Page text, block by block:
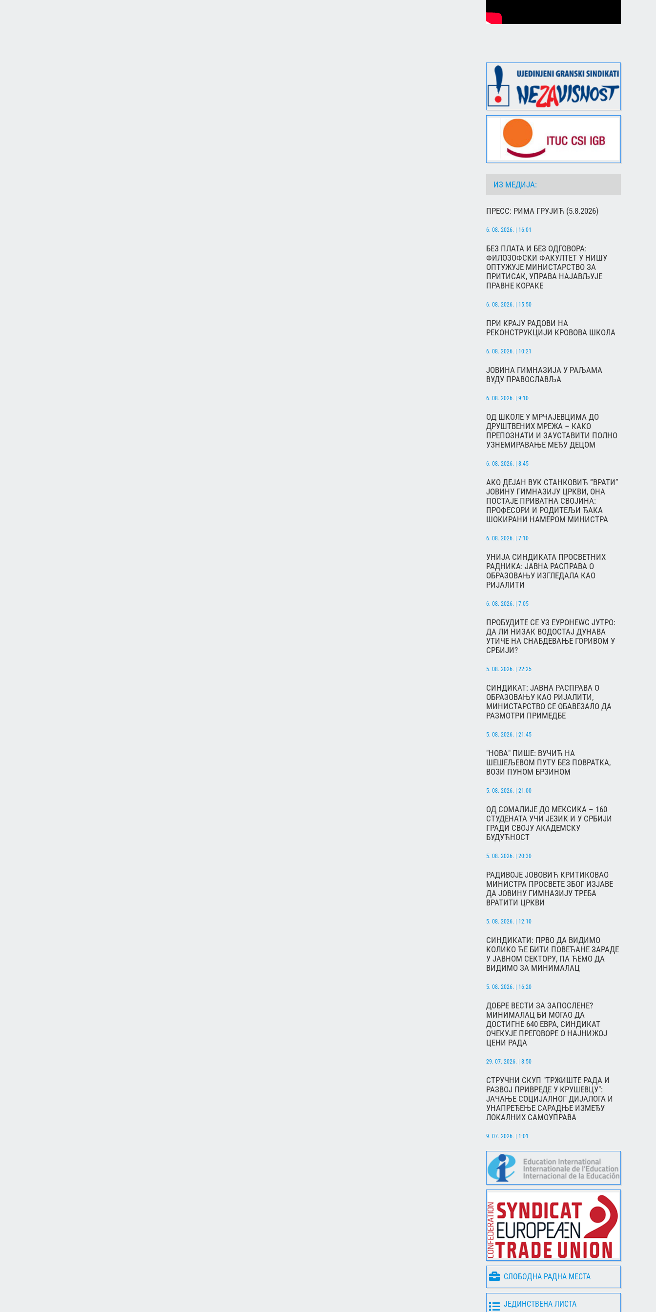
ИЗ МЕДИЈА:
ПРЕСС: РИМА ГРУЈИЋ (5.8.2026)
6. 08. 2026. | 16:01
БЕЗ ПЛАТА И БЕЗ ОДГОВОРА:
ФИЛОЗОФСКИ ФАКУЛТЕТ У НИШУ
ОПТУЖУЈЕ МИНИСТАРСТВО ЗА
ПРИТИСАК, УПРАВА НАЈАВЉУЈЕ
ПРАВНЕ КОРАКЕ
6. 08. 2026. | 15:50
ПРИ КРАЈУ РАДОВИ НА
РЕКОНСТРУКЦИЈИ КРОВОВА ШКОЛА
6. 08. 2026. | 10:21
ЈОВИНА ГИМНАЗИЈА У РАЉАМА
ВУДУ ПРАВОСЛАВЉА
6. 08. 2026. | 9:10
ОД ШКОЛЕ У МРЧАЈЕВЦИМА ДО
ДРУШТВЕНИХ МРЕЖА – КАКО
ПРЕПОЗНАТИ И ЗАУСТАВИТИ ПОЛНО
УЗНЕМИРАВАЊЕ МЕЂУ ДЕЦОМ
6. 08. 2026. | 8:45
АКО ДЕЈАН ВУК СТАНКОВИЋ “ВРАТИ”
ЈОВИНУ ГИМНАЗИЈУ ЦРКВИ, ОНА
ПОСТАЈЕ ПРИВАТНА СВОЈИНА:
ПРОФЕСОРИ И РОДИТЕЉИ ЂАКА
ШОКИРАНИ НАМЕРОМ МИНИСТРА
6. 08. 2026. | 7:10
УНИЈА СИНДИКАТА ПРОСВЕТНИХ
РАДНИКА: ЈАВНА РАСПРАВА О
ОБРАЗОВАЊУ ИЗГЛЕДАЛА КАО
РИЈАЛИТИ
6. 08. 2026. | 7:05
ПРОБУДИТЕ СЕ УЗ ЕУРОНЕWС ЈУТРО:
ДА ЛИ НИЗАК ВОДОСТАЈ ДУНАВА
УТИЧЕ НА СНАБДЕВАЊЕ ГОРИВОМ У
СРБИЈИ?
5. 08. 2026. | 22:25
СИНДИКАТ: ЈАВНА РАСПРАВА О
ОБРАЗОВАЊУ КАО РИЈАЛИТИ,
МИНИСТАРСТВО СЕ ОБАВЕЗАЛО ДА
РАЗМОТРИ ПРИМЕДБЕ
5. 08. 2026. | 21:45
"НОВА" ПИШЕ: ВУЧИЋ НА
ШЕШЕЉЕВОМ ПУТУ БЕЗ ПОВРАТКА,
ВОЗИ ПУНОМ БРЗИНОМ
5. 08. 2026. | 21:00
ОД СОМАЛИЈЕ ДО МЕКСИКА – 160
СТУДЕНАТА УЧИ ЈЕЗИК И У СРБИЈИ
ГРАДИ СВОЈУ АКАДЕМСКУ
БУДУЋНОСТ
5. 08. 2026. | 20:30
РАДИВОЈЕ ЈОВОВИЋ КРИТИКОВАО
МИНИСТРА ПРОСВЕТЕ ЗБОГ ИЗЈАВЕ
ДА ЈОВИНУ ГИМНАЗИЈУ ТРЕБА
ВРАТИТИ ЦРКВИ
5. 08. 2026. | 12:10
СИНДИКАТИ: ПРВО ДА ВИДИМО
КОЛИКО ЋЕ БИТИ ПОВЕЋАНЕ ЗАРАДЕ
У ЈАВНОМ СЕКТОРУ, ПА ЋЕМО ДА
ВИДИМО ЗА МИНИМАЛАЦ
5. 08. 2026. | 16:20
ДОБРЕ ВЕСТИ ЗА ЗАПОСЛЕНЕ?
МИНИМАЛАЦ БИ МОГАО ДА
ДОСТИГНЕ 640 ЕВРА, СИНДИКАТ
ОЧЕКУЈЕ ПРЕГОВОРЕ О НАЈНИЖОЈ
ЦЕНИ РАДА
29. 07. 2026. | 8:50
СТРУЧНИ СКУП "ТРЖИШТЕ РАДА И
РАЗВОЈ ПРИВРЕДЕ У КРУШЕВЦУ":
ЈАЧАЊЕ СОЦИЈАЛНОГ ДИЈАЛОГА И
УНАПРЕЂЕЊЕ САРАДЊЕ ИЗМЕЂУ
ЛОКАЛНИХ САМОУПРАВА
9. 07. 2026. | 1:01
СЛОБОДНА РАДНА МЕСТА
ЈЕДИНСТВЕНА ЛИСТА